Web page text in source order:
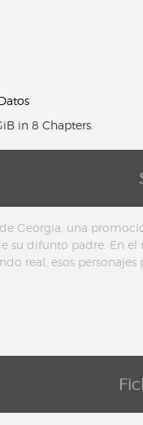
in 8 Chapters.
Georgia, una
su difunto padre. En
real, esos